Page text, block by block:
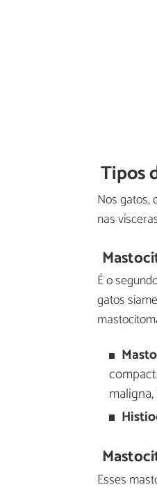
Tipos
Nos gatos,
nas
É o
gatos
Esses